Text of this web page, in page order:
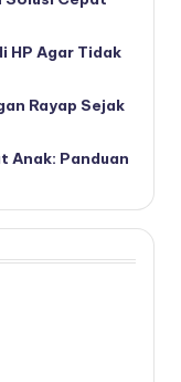
HP Agar Tidak
Rayap Sejak
Anak: Panduan